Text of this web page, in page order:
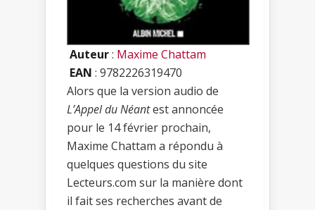
Auteur: Maxime Chattam
EAN : 9782226319470
Alors que la version audio de
L’Appel du Néantest annoncée
pour le 14 février prochain,
Maxime Chattam a répondu à
quelques questions du site
Lecteurs.com sur la manière dont
il fait ses recherches avant de